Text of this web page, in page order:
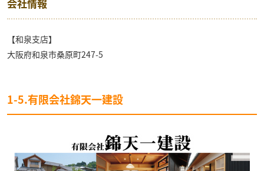
会社情報
【和泉支店】
大阪府和泉市桑原町247-5
1-5.有限会社錦天一建設